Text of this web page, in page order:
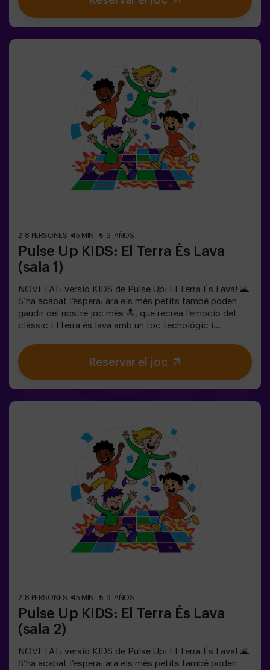
disponibles, inclòs el mode combat per a fins a 12
Up t'ofereix una experiència única que combina activitat
física i tecnologia, on la col·laboració és clau. 🏆I el
millor de tot? Som els primers a portar aquesta
experiència innovadora a Espanya. 🙌 Sent l'adrenalina i
porta la teva diversió a un nou nivell amb Pulse Up avui
mateix.Pulse Up: El Suelo es Lava - Mode Combat (per a
grups de 6 a 12 persones)La competició està a punt de
començar amb Pulse Up: El Suelo es Lava - Mode
Combat! 🔥 Divideix el teu grup de 6 a 12 persones en 2
equips, cadascun competint per aconseguir el major
nombre de punts.✅ Ideal per a plans amb amics |
adult, que comptarà com a jugador.
2-8 PERSONES 45 MIN. 5-9 AÑOS
Pulse Up KIDS: El Terra És Lava
(sala 1)
NOVETAT: versió KIDS de Pulse Up: El Terra És Lava! 🌋
S’ha acabat l’espera: ara els més petits també poden
gaudir del nostre joc més 🔝, que recrea l’emoció del
clàssic El terra és lava amb un toc tecnològic i
estimulen el cos i la ment🎉 Ideal per a festes infantils i
aniversaris plens d’emoció🎁 Records inoblidables i
sorpreses per a tots els participants👧👦 Per a nens i
puguin descansar, hidratar-se i recuperar energies abans
de continuar la diversió.Els infants hauran de
col·laborar, pensar ràpid i moure’s encara més ràpid per
superar tots els reptes. Veuran el seu progrés en temps
real a la pantalla i celebraran cada victòria com un
autèntic èxit! 🏆Una experiència activa, segura i original
per a festes d’aniversari, sortides en família o
simplement per descarregar energia de la manera més
divertida.✅ Ideal per a nens | famílies | festes
infantilsImportant: els infants han d’anar acompanyats
d’un adult, que també compta com a jugador.
Reservar el joc
2-8 PERSONES 45 MIN. 5-9 AÑOS
Pulse Up KIDS: El Terra És Lava
(sala 2)
NOVETAT: versió KIDS de Pulse Up: El Terra És Lava! 🌋
S’ha acabat l’espera: ara els més petits també poden